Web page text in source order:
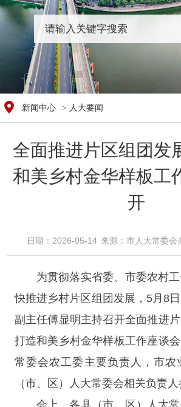
新闻中心 > 人大要闻
全面推进片区组团发
和美乡村金华样板工
开
日期：2026-05-14 来源：​市人大常委会
为贯彻落实省委、市委农村
快推进乡村片区组团发展，5月8
副主任傅显明主持召开全面推进
打造和美乡村金华样板工作座谈会
常委会农工委主要负责人，市农
（市、区）人大常委会相关负责人